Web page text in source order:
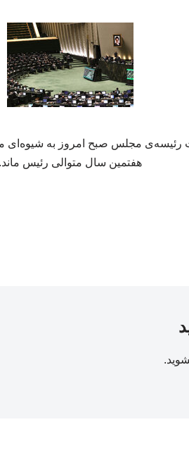
رئیسه‌ی مجلس صبح امروز به شیوه‌ای
هفتمین سال متوالی رئیس ماند.
.